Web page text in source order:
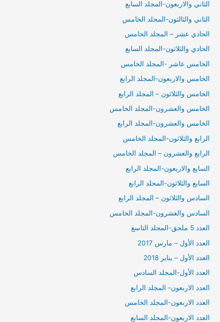
الثاني والاربعون-المجلد السابع
الثاني والثالثون-المجلد الخامس
الحادي عشر – المجلد الخامس
الحادي والثلاثون-المجلد السابع
الخامس عاشر -المجلد الخامس
الخامس والاربعون-المجلد الرابع
الخامس والثلاثون – المجلد الرابع
الخامس والعشرون-المجلد الخامس
الخامس والعشرون-المجلد الرابع
الرابع والثلاثون-المجلد الخامس
الرابع والعشرون – المجلد الخامس
السابع والاربعون-المجلد الرابع
السابع والثلاثون-المجلد الرابع
السادس والثلاثون – المجلد الرابع
السادس والعشرون-المجلد الخامس
العدد 5 ملحق-المجلد التاسع
العدد الأول – مارس 2017
العدد الأول – يناير 2018
العدد الأول-المجلد السادس
العدد الاربعون- المجلد الرابع
العدد الاربعون-المجلد الخامس
العدد الاربعون-المجلد السابع